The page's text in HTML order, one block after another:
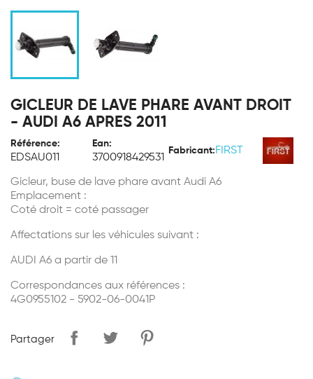
GICLEUR DE LAVE PHARE AVANT DROIT
- AUDI A6 APRES 2011
Référence:
EDSAU011
Ean:
3700918429531
Fabricant: FIRST
Gicleur, buse de lave phare avant Audi A6
Emplacement :
Coté droit = coté passager
Affectations sur les véhicules suivant :
AUDI A6 a partir de 11
Correspondances aux références :
4G0955102 - 5902-06-0041P
Partager